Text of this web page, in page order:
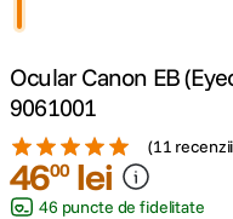
4. peak design
. canon sx740 hs
lavaliera
Ocular Canon EB
9061001
(11 recenzii
4600 lei
46 puncte de fidelitate